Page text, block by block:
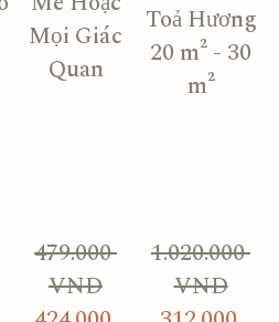
Mọi Giác
Quan
479.000
VND
Toả Hương
20 m² - 30
m²
1.020.000
VND